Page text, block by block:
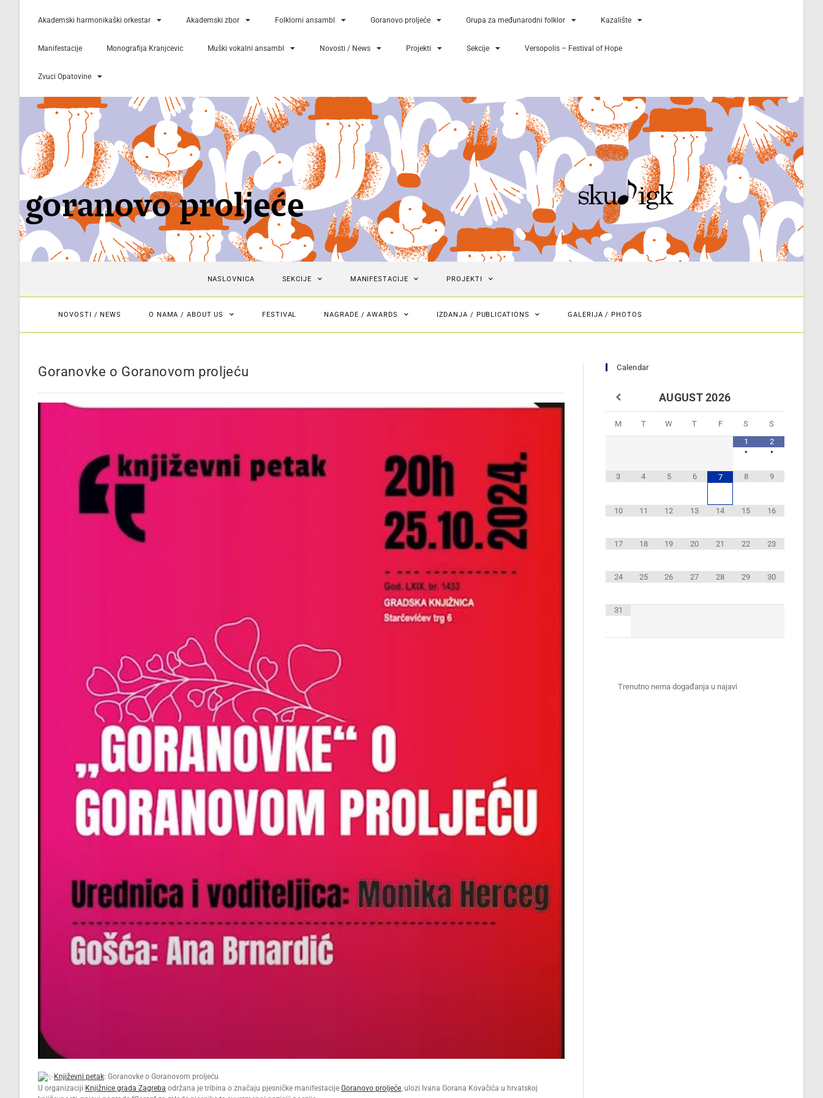
Akademski harmonikaški orkestar Akademski zbor Folklorni ansambl Goranovo proljeće Grupa za međunarodni folklor Kazalište
Manifestacije Monografija Kranjcevic Muški vokalni ansambl Novosti / News Projekti Sekcije Versopolis – Festival of Hope
Zvuci Opatovine
goranovo proljeće
NASLOVNICA SEKCIJE MANIFESTACIJE PROJEKTI
NOVOSTI / NEWS O NAMA / ABOUT US FESTIVAL NAGRADE / AWARDS IZDANJA / PUBLICATIONS GALERIJA / PHOTOS
Goranovke o Goranovom proljeću
Književni petak: Goranovke o Goranovom proljeću
U organizaciji Knjižnice grada Zagreba održana je tribina o značaju pjesničke manifestacije Goranovo proljeće, ulozi Ivana Gorana Kovačića u hrvatskoj
Calendar
AUGUST 2026
M T W T F S
S
1
•
2
•
3 4 5 6 7 8 9
10 11 12 13 14 15 16
17 18 19 20 21 22 23
24 25 26 27 28 29 30
31
Trenutno nema događanja u najavi